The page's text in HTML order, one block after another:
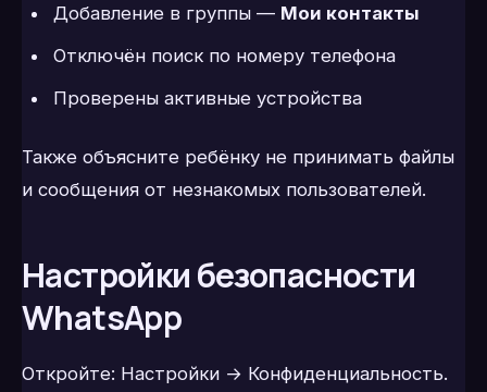
Добавление в группы — Мои контакты
Отключён поиск по номеру телефона
Проверены активные устройства
Также объясните ребёнку не принимать файлы
и сообщения от незнакомых пользователей.
Настройки безопасности
WhatsApp
Откройте: Настройки → Конфиденциальность.